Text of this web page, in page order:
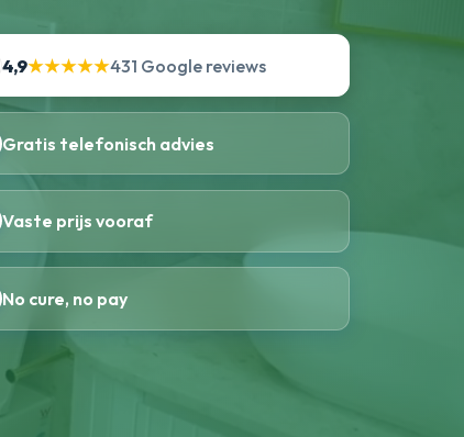
4,9★★★★★431 Google reviews
Gratis telefonisch advies
Vaste prijs vooraf
No cure, no pay